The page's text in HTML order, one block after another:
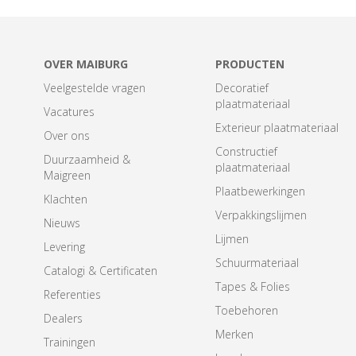
OVER MAIBURG
Veelgestelde vragen
Vacatures
Over ons
Duurzaamheid &
Maigreen
Klachten
Nieuws
Levering
Catalogi & Certificaten
Referenties
Dealers
Trainingen
PRODUCTEN
Decoratief
plaatmateriaal
Exterieur plaatmateriaal
Constructief
plaatmateriaal
Plaatbewerkingen
Verpakkingslijmen
Lijmen
Schuurmateriaal
Tapes & Folies
Toebehoren
Merken